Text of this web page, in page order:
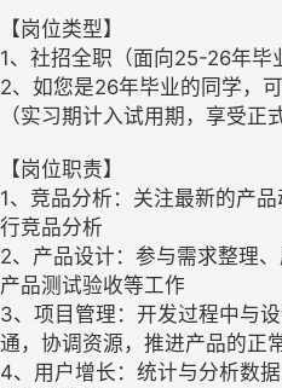
【岗位类型】
1、社招全职（面向25-26年毕
2、如您是26年毕业的同学，
（实习期计入试用期，享受正
【岗位职责】
1、竞品分析：关注最新的产
行竞品分析
2、产品设计：参与需求整理
产品测试验收等工作
3、项目管理：开发过程中与
通，协调资源，推进产品的正
4、用户增长：统计与分析数